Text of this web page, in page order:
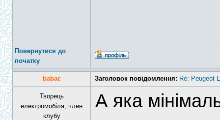
Повернутися до
початку
babac Заголовок повідомлення: Re: Peugeot
Творець
електромобіля, член
клубу
А яка